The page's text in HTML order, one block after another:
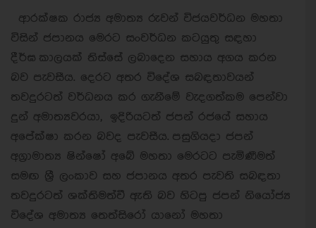
ආරක්ෂක රාජ්‍ය අමාත්‍ය රුවන් විජයවර්ධන මහතා
විසින් ජපානය මෙරට සංවර්ධන කටයුතු සඳහා
දීර්ඝ කාලයක් තිස්සේ ලබාදෙන සහාය අගය කරන
බව පැවසීය. දෙරට අතර විදේශ සබඳතාවයන්
තවදුරටත් වර්ධනය කර ගැනීමේ වැදගත්කම පෙන්වා
දුන් අමාත්‍යවරයා, ඉදිරියටත් ජපන් රජයේ සහාය
අපේක්ෂා කරන බවද පැවසීය. පසුගියදා ජපන්
අග්‍රාමාත්‍ය ෂින්ෂෝ අබේ මහතා මෙරටට පැමිණීමත්
සමඟ ශ්‍රී ලංකාව සහ ජපානය අතර පැවති සබඳතා
තවදුරටත් ශක්තිමත්වී ඇති බව හිටපු ජපන් නියෝජ්‍ය
විදේශ අමාත්‍ය තෙත්සිරෝ යානෝ මහතා